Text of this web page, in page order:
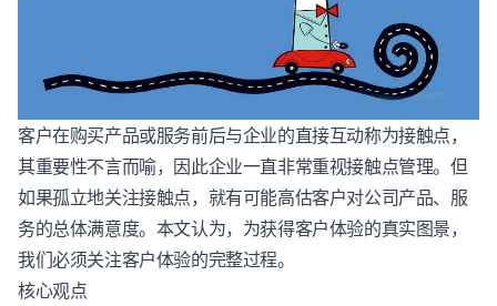
客户在购买产品或服务前后与企业的直接互动称为接触点，
其重要性不言而喻，因此企业一直非常重视接触点管理。但
如果孤立地关注接触点，就有可能高估客户对公司产品、服
务的总体满意度。本文认为，为获得客户体验的真实图景，
我们必须关注客户体验的完整过程。
核心观点